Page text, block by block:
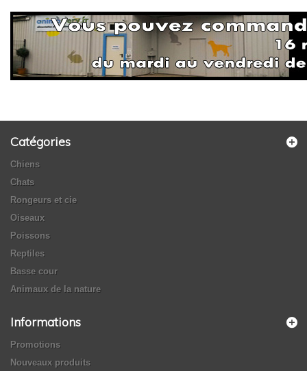
Catégories
Chiens
Chats
Rongeurs et cie
Oiseaux
Poissons
Reptiles
Basse cour
Animaux de la nature
Informations
Promotions
Nouveaux produits